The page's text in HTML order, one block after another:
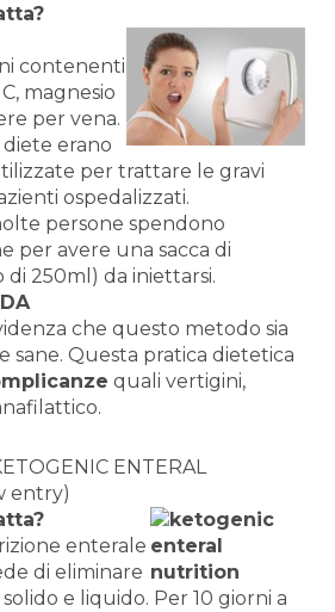
contenenti
magnesio
per vena.
erano
per trattare le gravi
ospedalizzati.
persone spendono
per avere una sacca di
di 250ml) da iniettarsi.
che questo metodo sia
sane. Questa pratica dietetica
quali vertigini,
ENTERAL
entry)
enterale
di eliminare
e liquido. Per 10 giorni a